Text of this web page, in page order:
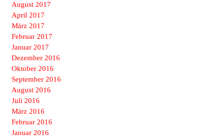
August 2017
April 2017
März 2017
Februar 2017
Januar 2017
Dezember 2016
Oktober 2016
September 2016
August 2016
Juli 2016
März 2016
Februar 2016
Januar 2016